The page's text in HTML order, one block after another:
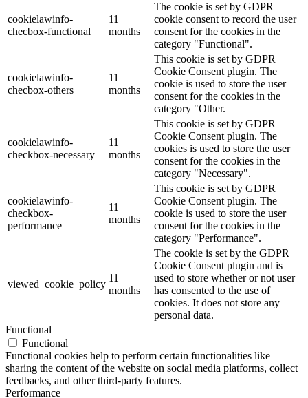
cookielawinfo-
checbox-functional
11
months
The cookie is set by GDPR
cookie consent to record the user
consent for the cookies in the
category "Functional".
cookielawinfo-
checbox-others
11
months
This cookie is set by GDPR
Cookie Consent plugin. The
cookie is used to store the user
consent for the cookies in the
category "Other.
cookielawinfo-
checkbox-necessary
11
months
This cookie is set by GDPR
Cookie Consent plugin. The
cookies is used to store the user
consent for the cookies in the
category "Necessary".
cookielawinfo-
checkbox-
performance
11
months
This cookie is set by GDPR
Cookie Consent plugin. The
cookie is used to store the user
consent for the cookies in the
category "Performance".
viewed_cookie_policy
11
months
The cookie is set by the GDPR
Cookie Consent plugin and is
used to store whether or not user
has consented to the use of
cookies. It does not store any
personal data.
Functional
Functional
Functional cookies help to perform certain functionalities like
sharing the content of the website on social media platforms, collect
feedbacks, and other third-party features.
Performance